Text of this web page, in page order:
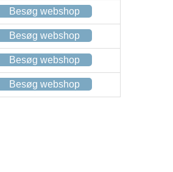
Besøg webshop
Besøg webshop
Besøg webshop
Besøg webshop